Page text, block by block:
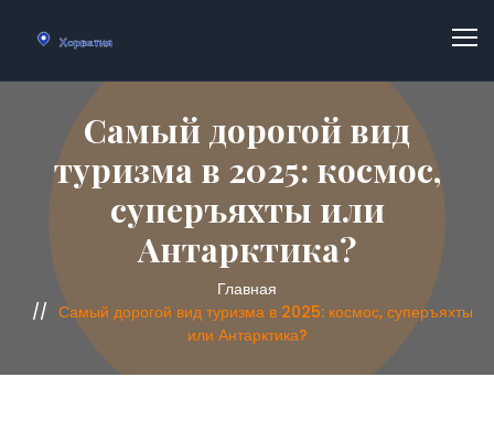
Самый дорогой вид
туризма в 2025: космос,
суперъяхты или
Антарктика?
Главная
Самый дорогой вид туризма в 2025: космос, суперъяхты
или Антарктика?